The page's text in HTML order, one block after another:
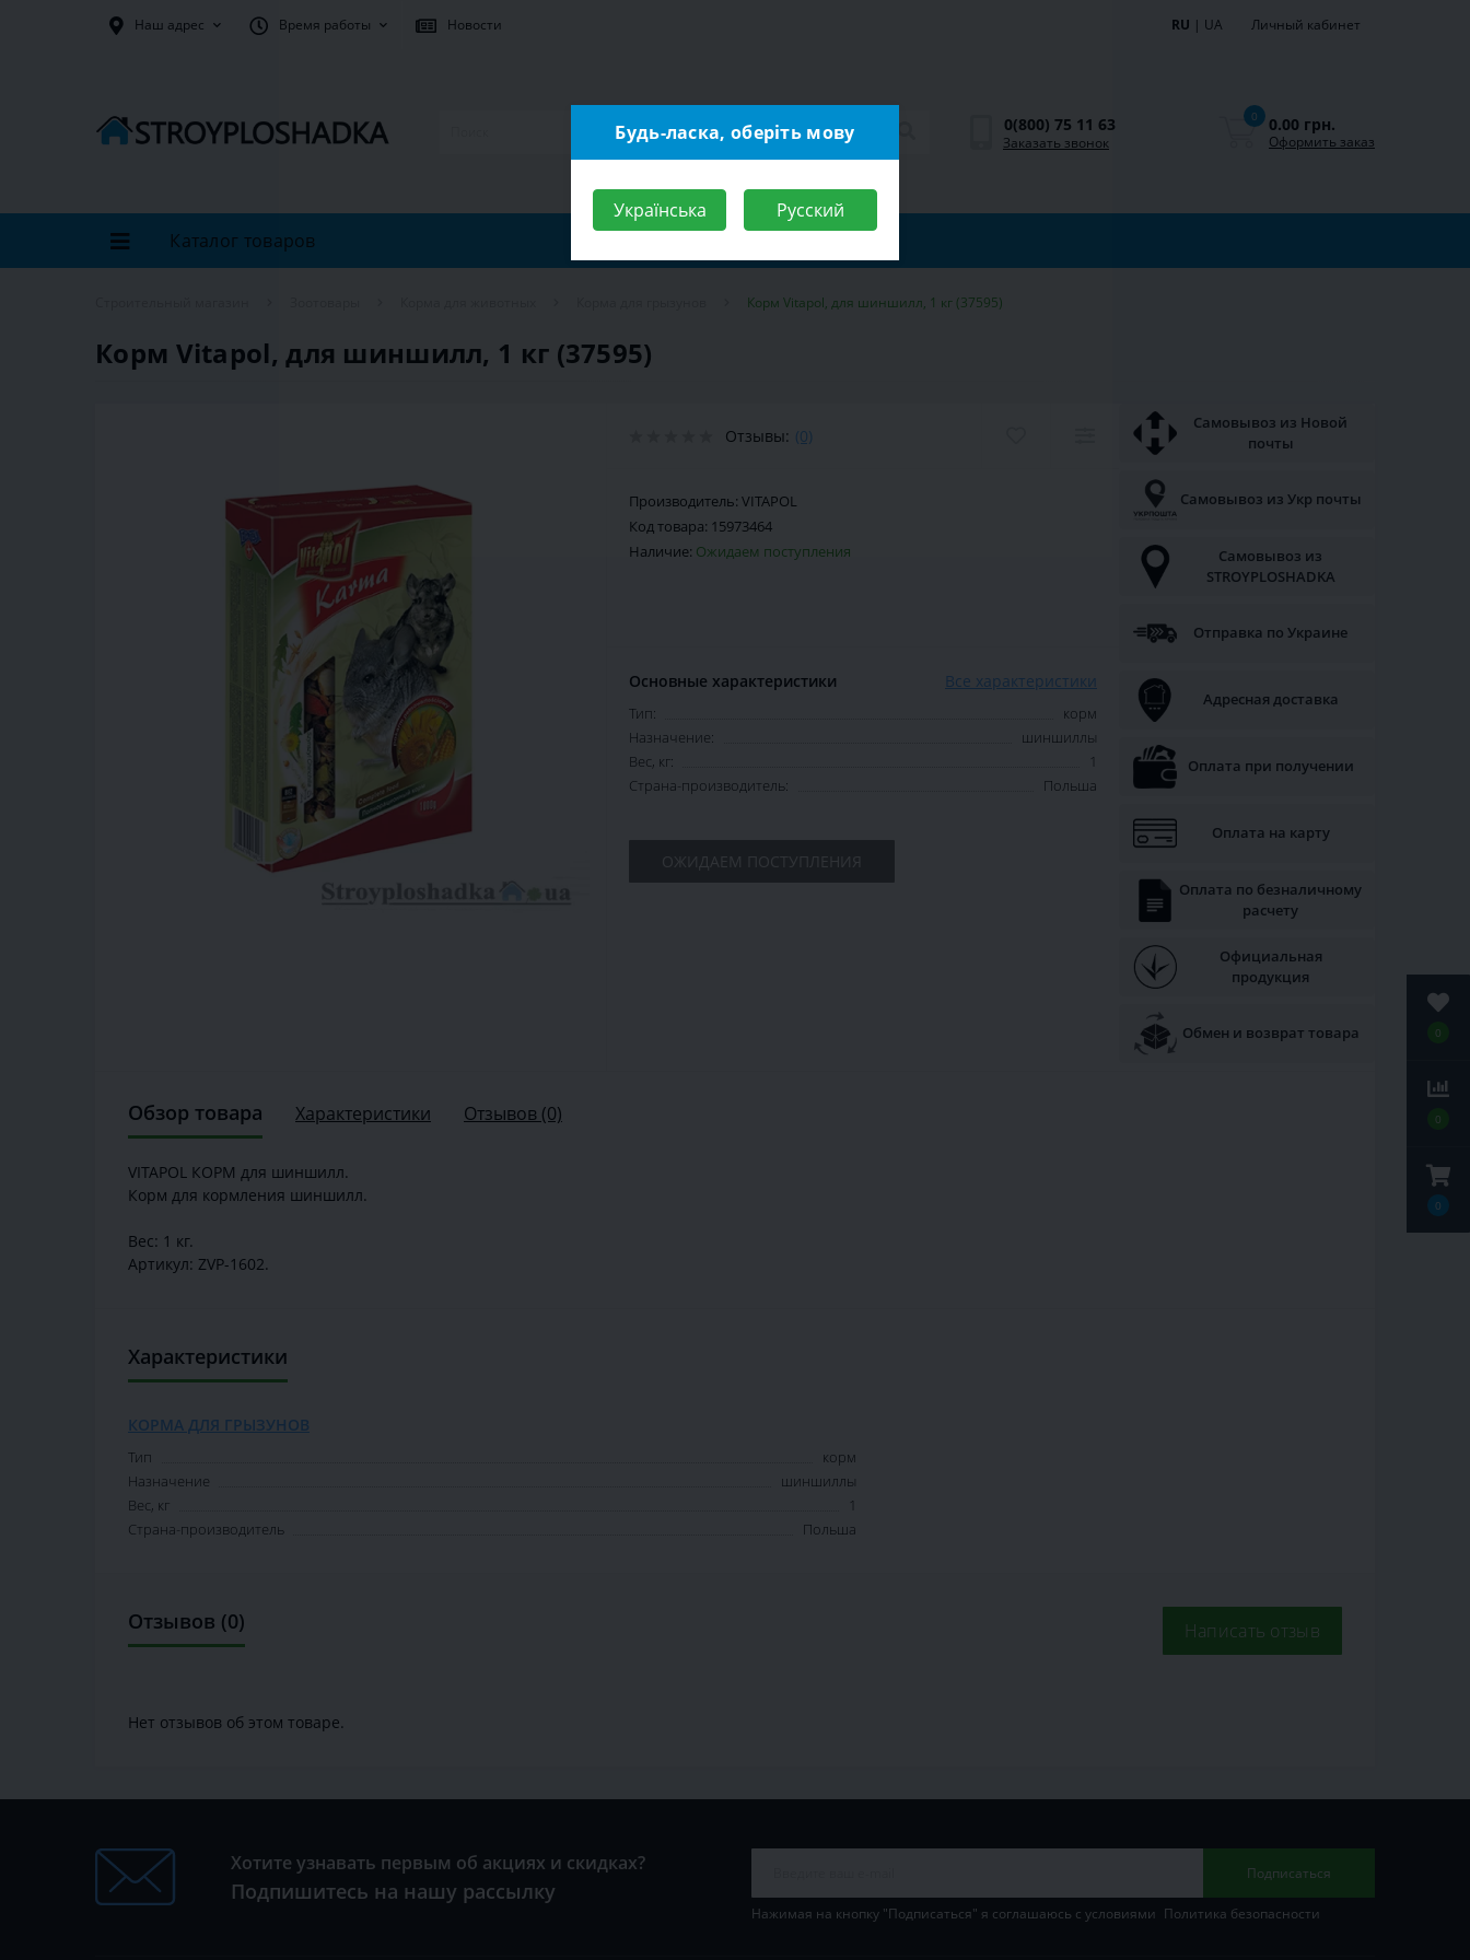
0
0
0
Наш адрес Время работы Новости RU | UA Личный кабинет
0(800) 75 11 63
Заказать звонок
0 0.00 грн.
Оформить заказ
Каталог товаров
Корм Vitapol, для шиншилл, 1 кг (37595)
Корм Vitapol, для шиншилл, 1 кг (37595)
Отзывы: (0)
Производитель: VITAPOL
Код товара: 15973464
Наличие: Ожидаем поступления
Основные характеристики Все характеристики
Тип:
корм
Назначение:
шиншиллы
Вес, кг:
1
Страна-производитель:
Польша
ОЖИДАЕМ ПОСТУПЛЕНИЯ
Самовывоз из Новой
почты
Самовывоз из Укр почты
Самовывоз из
STROYPLOSHADKA
Отправка по Украине
Адресная доставка
Оплата при получении
Оплата на карту
Оплата по безналичному
расчету
Официальная
продукция
Обмен и возврат товара
Обзор товара Характеристики Отзывов (0)
VITAPOL КОРМ для шиншилл.
Корм для кормления шиншилл.
Вес: 1 кг.
Артикул: ZVP-1602.
Характеристики
КОРМА ДЛЯ ГРЫЗУНОВ
Тип
корм
Назначение
шиншиллы
Вес, кг
1
Страна-производитель
Польша
Отзывов (0) Написать отзыв
Нет отзывов об этом товаре.
Хотите узнавать первым об акциях и скидках?
Подпишитесь на нашу рассылку
Подписаться
Нажимая на кнопку "Подписаться" я соглашаюсь с условиями Политика безопасности
Будь-ласка, оберіть мову
Українська Русский